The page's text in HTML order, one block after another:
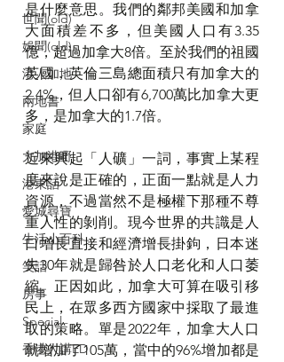
世聞(old)
娛聞(old)
港人加地
兩地書
家庭
大加港嘢
港東話
愛城尋寶
生活小百科
笑話
房事
Special
香港人講ED
是什麼意思。我們的鄰邦美國和加拿
大面積差不多，但美國人口有3.35
億，超過加拿大8倍。至於我們的祖國
英國，英倫三島總面積只有加拿大的
2.4%，但人口卻有6,700萬比加拿大更
多，是加拿大的1.7倍。
近來興起「人礦」一詞，事實上某程
度來說是正確的，正面一點就是人力
資源，不過當然不是極權下那種不尊
重人性的剝削。現今世界的共識是人
口增長直接和經濟增長掛鉤，日本迷
失30年就是歸咎於人口老化和人口萎
縮。正因如此，加拿大可算在吸引移
民上，在眾多西方國家中採取了最進
取的策略。單是2022年，加拿大人口
就增加了105萬，當中的96%增加都是